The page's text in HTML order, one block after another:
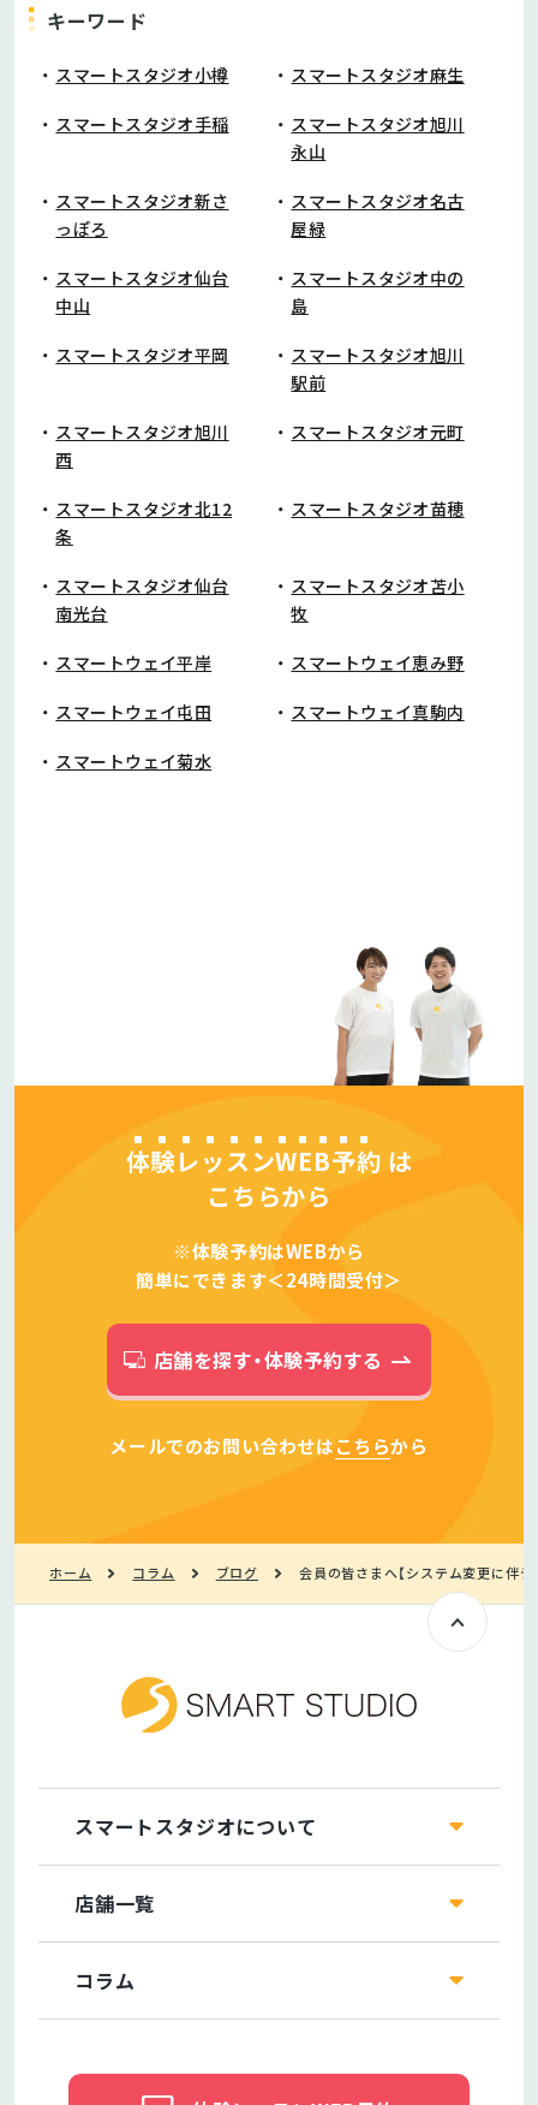
キーワード
スマートスタジオ小樽 スマートスタジオ麻生
スマートスタジオ手稲
スマートスタジオ旭川
永山
スマートスタジオ新さ
っぽろ
スマートスタジオ名古
屋緑
スマートスタジオ仙台
中山
スマートスタジオ中の
島
スマートスタジオ平岡
スマートスタジオ旭川
駅前
スマートスタジオ旭川
西
スマートスタジオ元町
スマートスタジオ北12
条
スマートスタジオ苗穂
スマートスタジオ仙台
南光台
スマートスタジオ苫小
牧
スマートウェイ平岸 スマートウェイ恵み野
スマートウェイ屯田 スマートウェイ真駒内
スマートウェイ菊水
体験レッスンWEB予約 は
こちらから
※体験予約はWEBから
簡単にできます＜24時間受付＞
店舗を探す・体験予約する
メールでのお問い合わせはこちらから
ホーム コラム ブログ 会員の皆さまへ【システム変更に伴う
スマートスタジオについて
店舗一覧
コラム